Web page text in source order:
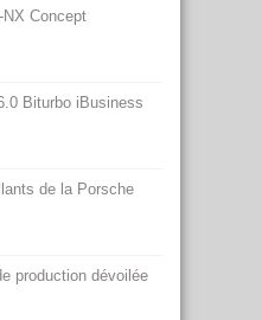
NX Concept
Biturbo iBusiness
de la Porsche
production dévoilée